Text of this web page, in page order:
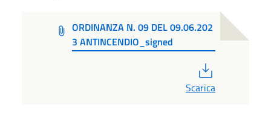
ORDINANZA N. 09 DEL 09.06.202
3 ANTINCENDIO_signed
Scarica